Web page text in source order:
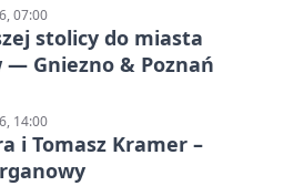
07:00
stolicy do miasta
— Gniezno & Poznań
14:00
i Tomasz Kramer –